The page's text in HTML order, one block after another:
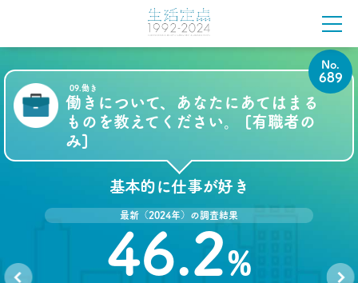
40代おじさんの意識を精神科医が分析 悲しい性を
メッタ斬り!?
–日経クロストレンド 連載⑨–
生活総研 上席研究員/コピーライター
前沢 裕文
2021.04.26
コロナで｢占いを信じる｣20代女性が増える理由―調
査とインタビューで判明した大きな変化
生活総研 上席研究員
荒井 自如
09.働き
働きについて、あなたにあてはまる
ものを教えてください。 [有職者の
み]
No.
689
基本的に仕事が好き
最新（2024年）の調査結果
46.2%